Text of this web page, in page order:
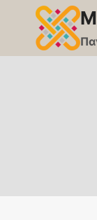
content